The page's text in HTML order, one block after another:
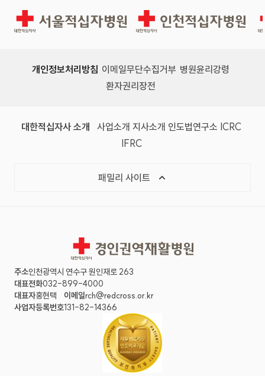
경인권역재활병원 인천적십자병원
개인정보처리방침 이메일무단수집거부 병원윤리강령
환자권리장전
대한적십자사 소개 사업소개 지사소개 인도법연구소 ICRC
IFRC
패밀리 사이트
경인권역재활병원
주소인천광역시 연수구 원인재로 263
대표전화032-899-4000
대표자홍현택 이메일rch@redcross.or.kr
사업자등록번호131-82-14366